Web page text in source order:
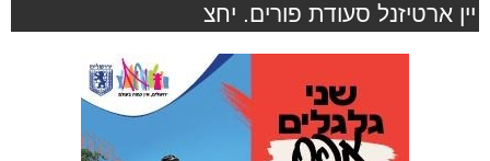
יין ארטיזנל סעודת פורים. יחצ